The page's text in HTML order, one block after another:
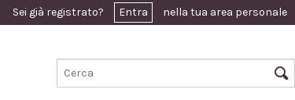
Sei già registrato? Entra nella tua area personale